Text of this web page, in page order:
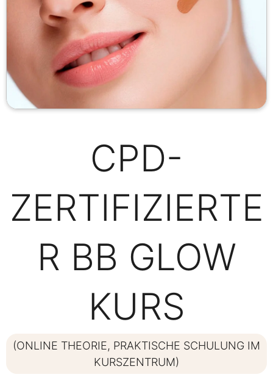
CPD-
ZERTIFIZIERTE
R BB GLOW
KURS
(ONLINE THEORIE, PRAKTISCHE SCHULUNG IM
KURSZENTRUM)